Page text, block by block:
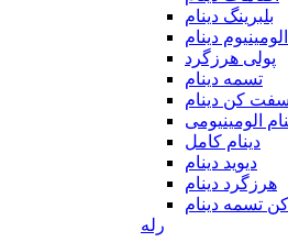
بلبرینگ دینام
دینام
پولی هرزگرد
تسمه دینام
کن دینام
الومینیومی
دینام کامل
دیوید دینام
هرزگرد دینام
تسمه دینام
رله